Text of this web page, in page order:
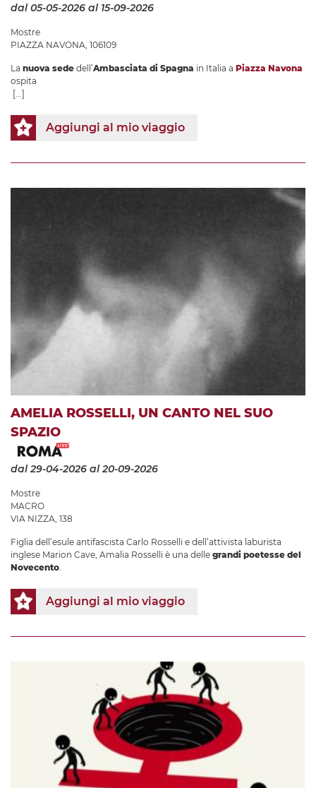
dal 05-05-2026 al 15-09-2026
Mostre
PIAZZA NAVONA, 106109
La nuova sede dell’Ambasciata di Spagna in Italia a Piazza Navona
ospita
[...]
Aggiungi al mio viaggio
AMELIA ROSSELLI, UN CANTO NEL SUO
SPAZIO
dal 29-04-2026 al 20-09-2026
Mostre
MACRO
VIA NIZZA, 138
Figlia dell’esule antifascista Carlo Rosselli e dell’attivista laburista
inglese Marion Cave, Amalia Rosselli è una delle grandi poetesse del
Novecento
Aggiungi al mio viaggio